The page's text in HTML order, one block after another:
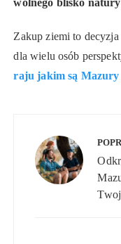
wolnego blisko natury
Zakup ziemi to
dla wielu osób
raju jakim są Mazury
wpisu